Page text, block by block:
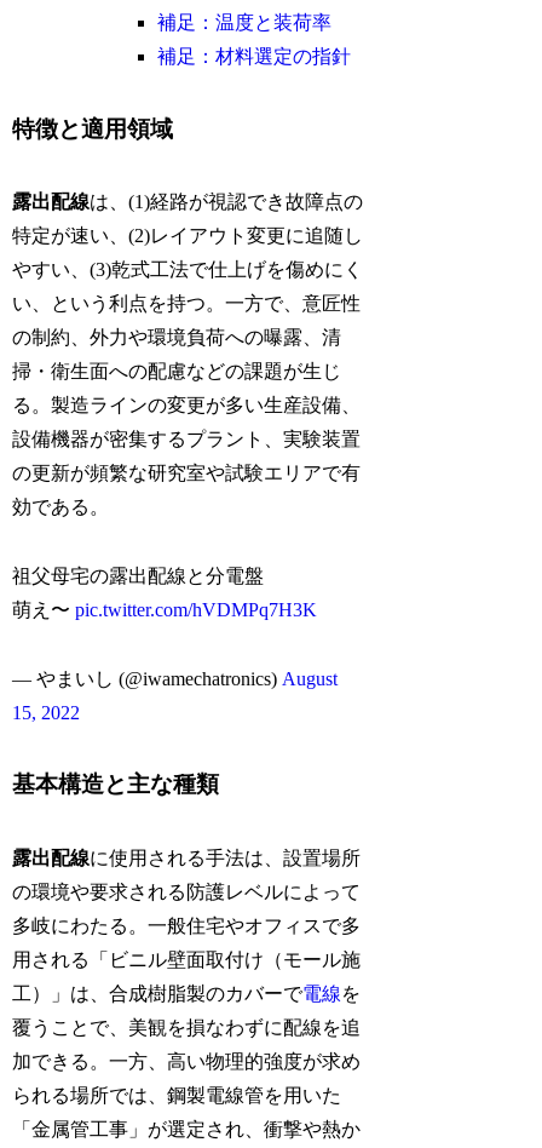
補足：温度と装荷率
補足：材料選定の指針
特徴と適用領域
露出配線は、(1)経路が視認でき故障点の
特定が速い、(2)レイアウト変更に追随し
やすい、(3)乾式工法で仕上げを傷めにく
い、という利点を持つ。一方で、意匠性
の制約、外力や環境負荷への曝露、清
掃・衛生面への配慮などの課題が生じ
る。製造ラインの変更が多い生産設備、
設備機器が密集するプラント、実験装置
の更新が頻繁な研究室や試験エリアで有
効である。
祖父母宅の露出配線と分電盤
萌え〜pic.twitter.com/hVDMPq7H3K
— やまいし (@iwamechatronics) August
15, 2022
基本構造と主な種類
露出配線に使用される手法は、設置場所
の環境や要求される防護レベルによって
多岐にわたる。一般住宅やオフィスで多
用される「ビニル壁面取付け（モール施
工）」は、合成樹脂製のカバーで電線を
覆うことで、美観を損なわずに配線を追
加できる。一方、高い物理的強度が求め
られる場所では、鋼製電線管を用いた
「金属管工事」が選定され、衝撃や熱か